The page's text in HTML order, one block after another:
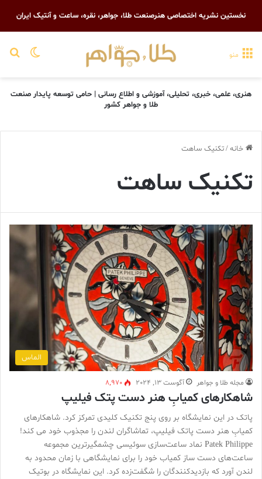
نخستین نشریه اختصاصی هنرصنعت طلا، جواهر، نقره، ساعت و آنتیک ایران
تغییر منو
هنری، علمی، خبری، تحلیلی، آموزشی و اطلاع رسانی | حامی توسعه پایدار صنعت
طلا و جواهر کشور
خانه/تکنیک ساهت
تکنیک ساهت
الماس
مجله طلا و جواهر آگوست 13, 2024 8,970
شاهکارهای کمیابِ هنر دست پتک فیلیپ
پاتک در این نمایشگاه بر روی پنج تکنیک کلیدی تمرکز کرد. شاهکارهای
کمیابِ هنر دست پاتک فیلیپ، تماشاگران لندن را مجذوب خود می کند!
Patek Philippe نماد ساعت‌سازی سوئیسی چشمگیرترین مجموعه
ساعت‌های دست ساز کمیاب خود را برای نمایشگاهی با زمان محدود به
لندن آورد که بازدیدکنندگان را شگفت‌زده کرد. این نمایشگاه در بوتیک